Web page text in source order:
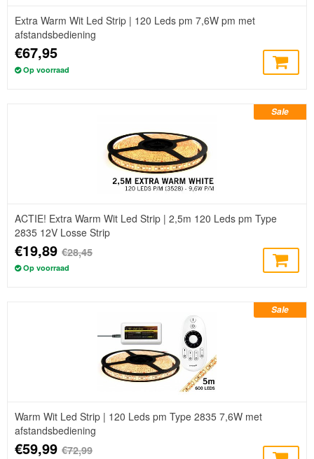
Extra Warm Wit Led Strip | 120 Leds pm 7,6W pm met
afstandsbediening
€67,95
Op voorraad
Sale
ACTIE! Extra Warm Wit Led Strip | 2,5m 120 Leds pm Type
2835 12V Losse Strip
€19,89 €28,45
Op voorraad
Sale
Warm Wit Led Strip | 120 Leds pm Type 2835 7,6W met
afstandsbediening
€59,99 €72,99